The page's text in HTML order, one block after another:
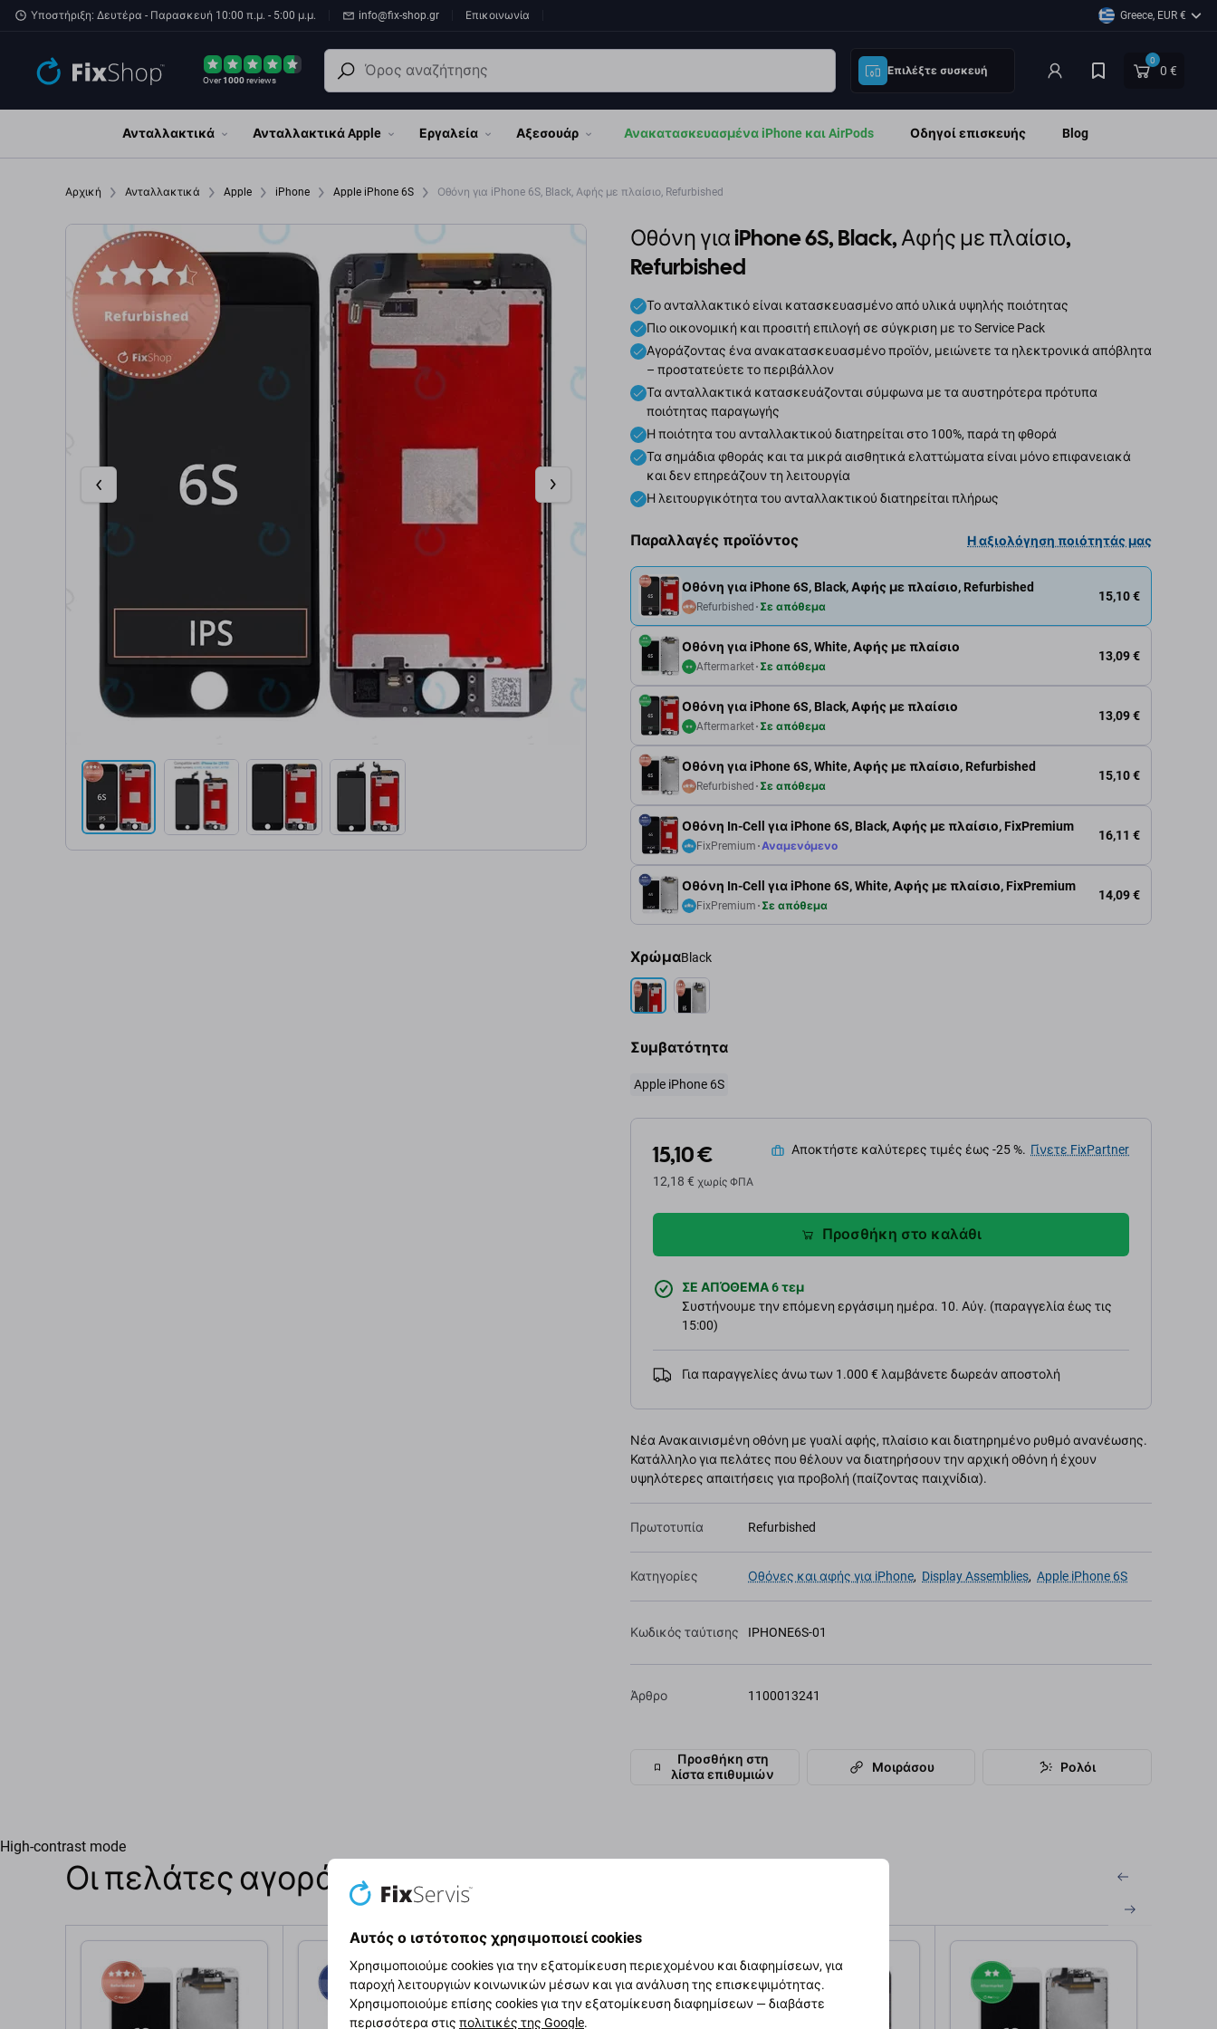
Παράβλεψη στο κύριο περιεχόμενο
Υποστήριξη: Δευτέρα - Παρασκευή 10:00 π.μ. - 5:00 μ.μ. info@fix-shop.gr Επικοινωνία Greece, EUR €
Over1000reviews
Επιλέξτε συσκευή
0
0 €
Ανταλλακτικά Ανταλλακτικά Apple Εργαλεία Αξεσουάρ Ανακατασκευασμένα iPhone και AirPods Οδηγοί επισκευής Blog
Αρχική Ανταλλακτικά Apple iPhone Apple iPhone 6S Οθόνη για iPhone 6S, Black, Αφής με πλαίσιο, Refurbished
Οθόνη για iPhone 6S, Black, Αφής με πλαίσιο,
Refurbished
Το ανταλλακτικό είναι κατασκευασμένο από υλικά υψηλής ποιότητας
Πιο οικονομική και προσιτή επιλογή σε σύγκριση με το Service Pack
Αγοράζοντας ένα ανακατασκευασμένο προϊόν, μειώνετε τα ηλεκτρονικά απόβλητα
– προστατεύετε το περιβάλλον
Τα ανταλλακτικά κατασκευάζονται σύμφωνα με τα αυστηρότερα πρότυπα
ποιότητας παραγωγής
Η ποιότητα του ανταλλακτικού διατηρείται στο 100%, παρά τη φθορά
Τα σημάδια φθοράς και τα μικρά αισθητικά ελαττώματα είναι μόνο επιφανειακά
και δεν επηρεάζουν τη λειτουργία
Η λειτουργικότητα του ανταλλακτικού διατηρείται πλήρως
Παραλλαγές προϊόντος Η αξιολόγηση ποιότητάς μας
Οθόνη για iPhone 6S, White, Αφής με πλαίσιο
Aftermarket Σε απόθεμα
13,09 €
Οθόνη για iPhone 6S, Black, Αφής με πλαίσιο
Aftermarket Σε απόθεμα
13,09 €
Οθόνη για iPhone 6S, White, Αφής με πλαίσιο, Refurbished
Refurbished Σε απόθεμα
15,10 €
Οθόνη In-Cell για iPhone 6S, Black, Αφής με πλαίσιο, FixPremium
FixPremium Αναμενόμενο
16,11 €
Οθόνη In-Cell για iPhone 6S, White, Αφής με πλαίσιο, FixPremium
FixPremium Σε απόθεμα
14,09 €
Οθόνη για iPhone 6S, Black, Αφής με πλαίσιο, Refurbished
Refurbished Σε απόθεμα
15,10 €
ΧρώμαBlack
Συμβατότητα
Apple iPhone 6S
15,10 €
12,18 € χωρίς ΦΠΑ
Αποκτήστε καλύτερες τιμές έως -25 %. Γίνετε FixPartner
Προσθήκη στο καλάθι
ΣΕ ΑΠΌΘΕΜΑ 6 τεμ
Συστήνουμε την επόμενη εργάσιμη ημέρα. 10. Αύγ. (παραγγελία έως τις
15:00)
Για παραγγελίες άνω των 1.000 € λαμβάνετε δωρεάν αποστολή
Νέα Ανακαινισμένη οθόνη με γυαλί αφής, πλαίσιο και διατηρημένο ρυθμό ανανέωσης.
Κατάλληλο για πελάτες που θέλουν να διατηρήσουν την αρχική οθόνη ή έχουν
υψηλότερες απαιτήσεις για προβολή (παίζοντας παιχνίδια).
Πρωτοτυπία Refurbished
Κατηγορίες Οθόνες και αφής για iPhone, Display Assemblies, Apple iPhone 6S
Κωδικός ταύτισης IPHONE6S-01
Άρθρο 1100013241
Προσθήκη στη
λίστα επιθυμιών
Μοιράσου Ρολόι
High-contrast mode
Οι πελάτες αγοράζουν επίσης
Αυτός ο ιστότοπος χρησιμοποιεί cookies
Χρησιμοποιούμε cookies για την εξατομίκευση περιεχομένου και διαφημίσεων, για
παροχή λειτουργιών κοινωνικών μέσων και για ανάλυση της επισκεψιμότητας.
Χρησιμοποιούμε επίσης cookies για την εξατομίκευση διαφημίσεων — διαβάστε
περισσότερα στις πολιτικές της Google.